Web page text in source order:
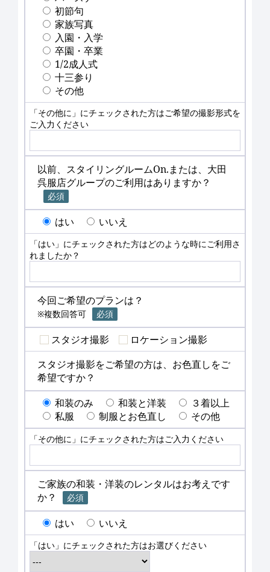
初節句
家族写真
入園・入学
卒園・卒業
1/2成人式
十三参り
その他
「その他に」にチェックされた方はご希望の撮影形式を
ご入力ください
以前、スタイリングルームOn.または、大田
呉服店グループのご利用はありますか？
必須
はい いいえ
「はい」にチェックされた方はどのような時にご利用さ
れましたか？
今回ご希望のプランは？
※複数回答可 必須
スタジオ撮影
ロケーション撮影
スタジオ撮影をご希望の方は、お色直しをご
希望ですか？
和装のみ
和装と洋装
３着以上
私服
制服とお色直し その他
「その他に」にチェックされた方はご入力ください
ご家族の和装・洋装のレンタルはお考えです
か？
必須
はい いいえ
「はい」にチェックされた方はお選びください